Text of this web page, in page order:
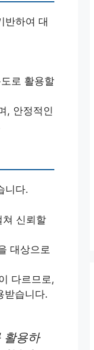
반하여 대
로 활용할
, 안정적인
니다.
쳐 신뢰할
대상으로
다르므로,
받습니다.
활용하